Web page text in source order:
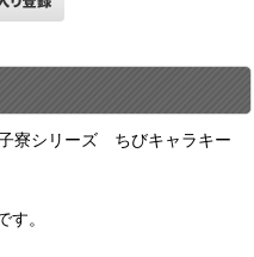
寮シリーズ ちびキャラキー
。